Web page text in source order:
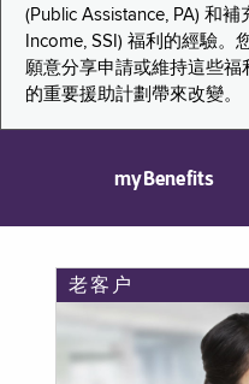
(Public Assistance, PA) 和
Income, SSI) 福利的經驗
願意分享申請或維持這些
的重要援助計劃帶來改變。
myBenefits
老客户